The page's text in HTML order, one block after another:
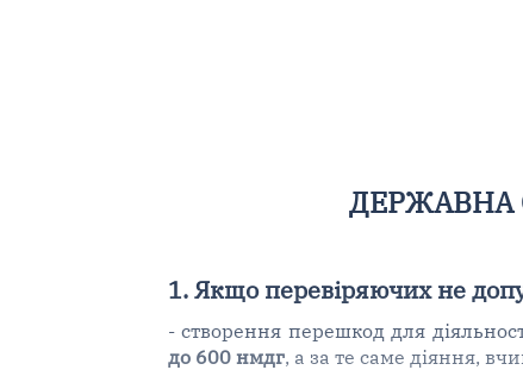
ДЕРЖАВНА
1. Якщо перевіряючих не
- створення перешкод для
до 600 нмдг, а за те саме діяння,